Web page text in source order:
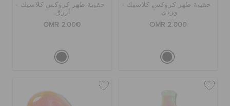
حقيبة ظهر كروكس كلاسيك -
وردي
OMR 2.000
حقيبة ظهر كروكس كلاسيك -
أزرق
OMR 2.000